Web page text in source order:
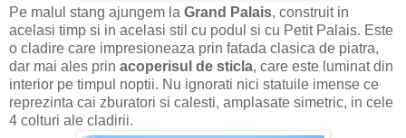
Pe malul stang ajungem la Grand Palais, construit in
acelasi timp si in acelasi stil cu podul si cu Petit Palais. Este
o cladire care impresioneaza prin fatada clasica de piatra,
dar mai ales prin acoperisul de sticla, care este luminat din
interior pe timpul noptii. Nu ignorati nici statuile imense ce
reprezinta cai zburatori si calesti, amplasate simetric, in cele
4 colturi ale cladirii.